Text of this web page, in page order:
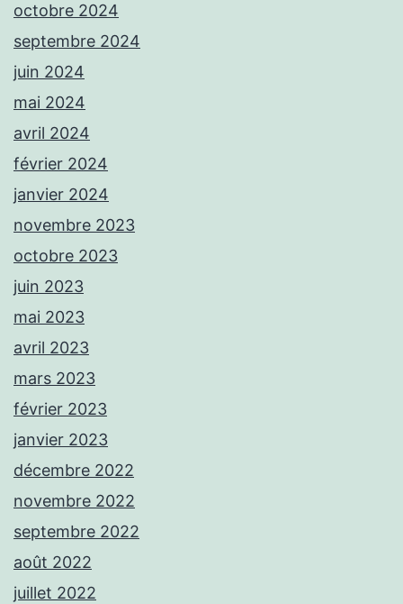
octobre 2024
septembre 2024
juin 2024
mai 2024
avril 2024
février 2024
janvier 2024
novembre 2023
octobre 2023
juin 2023
mai 2023
avril 2023
mars 2023
février 2023
janvier 2023
décembre 2022
novembre 2022
septembre 2022
août 2022
juillet 2022